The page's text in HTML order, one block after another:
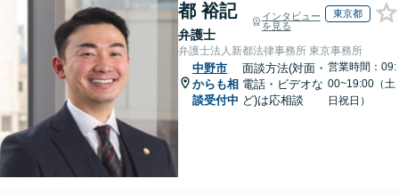
都 裕記
弁護士
インタビュー
を見る
東京都
弁護士法人新都法律事務所 東京事務所
中野市
からも相
談受付中
面談方法(対面・
電話・ビデオな
ど)は応相談
営業時間：09:
00~19:00（土
日祝日）